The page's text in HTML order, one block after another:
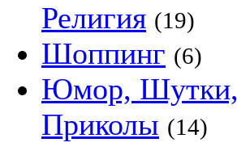
Религия (19)
Шоппинг (6)
Юмор, Шутки,
Приколы (14)